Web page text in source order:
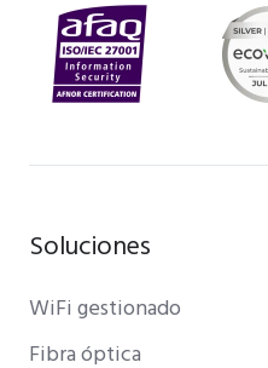
Soluciones
WiFi gestionado
Fibra óptica